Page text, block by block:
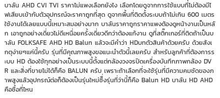
บาลัน AHD CVI TVI ราคาไม่แพงเลือกยังไง เลือกโดยดูจากการใช้แบบที่่ไม่ต้องมีไ
ฟเสียบเข้ากับตัวอุปกรณ์จะราคาถูกที่สุด ดูจากพื้นที่ติดตั้งระบบถ้าไม่เกิน 600 เมตร
ใช้งานได้เลยแบบนี้เหมาะสมอย่างมาก บาลันราคาถูกราคาแพงต้องดูหน้างานเป็นหลั
ก เอาถูกอย่างเดี่ยวไม่ดีเหนื่อยครั้งเดี่ยวดีกว่าต้องแก้งาน ดูที่สติ๊กเกอร์ที่ติดถ้าเป็นบ
าลัน FOLKSAFE AHD HD Balun แล้วจะมีคำว่า HDบทตัวสินค้าด้วยครับ ด้วยสังเ
กตุง่ายๆแค่นี้ครับ รุ่นที่มีคุณภาพสูงขอแนะนำตัวนี้เลยครับ สำหรับลูกค้าที่ต้องการร
ะบบ HD ต้องใช้ทุกอย่างเป็นระบบนี้ตั้งแต่กล้องวงจรปิดเครื่องบันทึกภาพกล้อง DV
R และสิ่งที่ขายไม่ได้ก็คือ BALUN ครับ เพราะถ้าเลือกที่จะใช้รุ่นที่มีความคมชัดของภ
าพสูงแล้วอุปกรณ์ต่อก็ต้องเป็นรุ่นใหม่ซืึ่งรุ่นที่ว่านี้ก็คือ Balun HD บาลัน HD AHD
คือซื้อที่ไหน